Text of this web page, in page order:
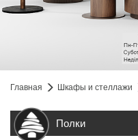
Главная Шкафы и стеллажи
Полки